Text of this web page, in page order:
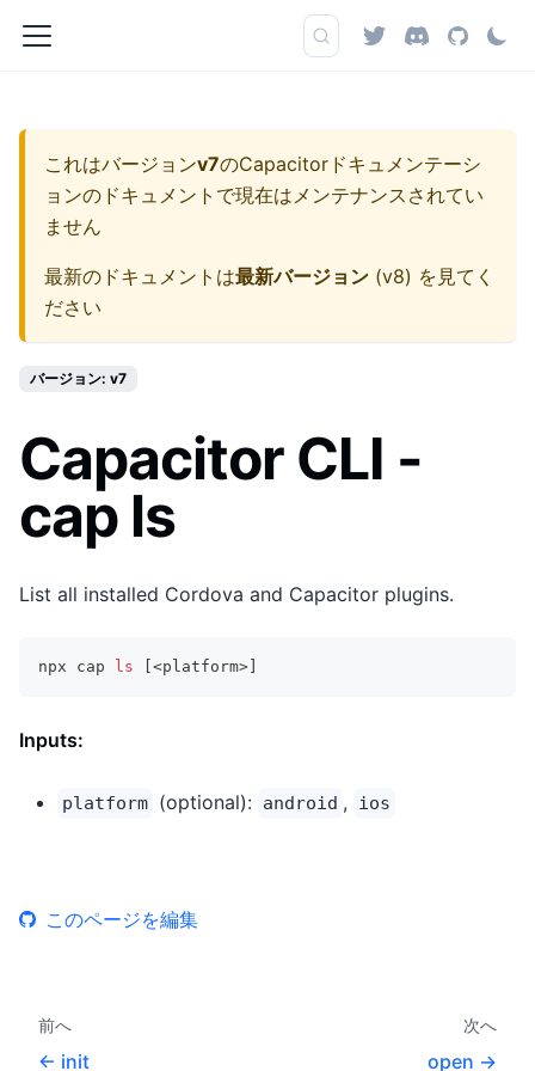
これはバージョンv7のCapacitorドキュメンテーシ
ョンのドキュメントで現在はメンテナンスされてい
ません
最新のドキュメントは最新バージョン (v8) を見てく
ださい
バージョン: v7
Capacitor CLI -
cap ls
List all installed Cordova and Capacitor plugins.
npx cap ls <platform>
Inputs:
platform (optional): android , ios
このページを編集
前へ
init
次へ
open